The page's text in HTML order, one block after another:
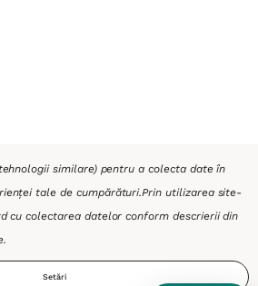
similare) pentru a colecta date în
tale de cumpărături.Prin utilizarea site-
cu colectarea datelor conform descrierii din
.
Setări